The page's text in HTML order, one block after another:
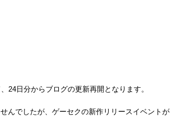
24日分からブログの更新再開となります。
んでしたが、ゲーセクの新作リリースイベントが